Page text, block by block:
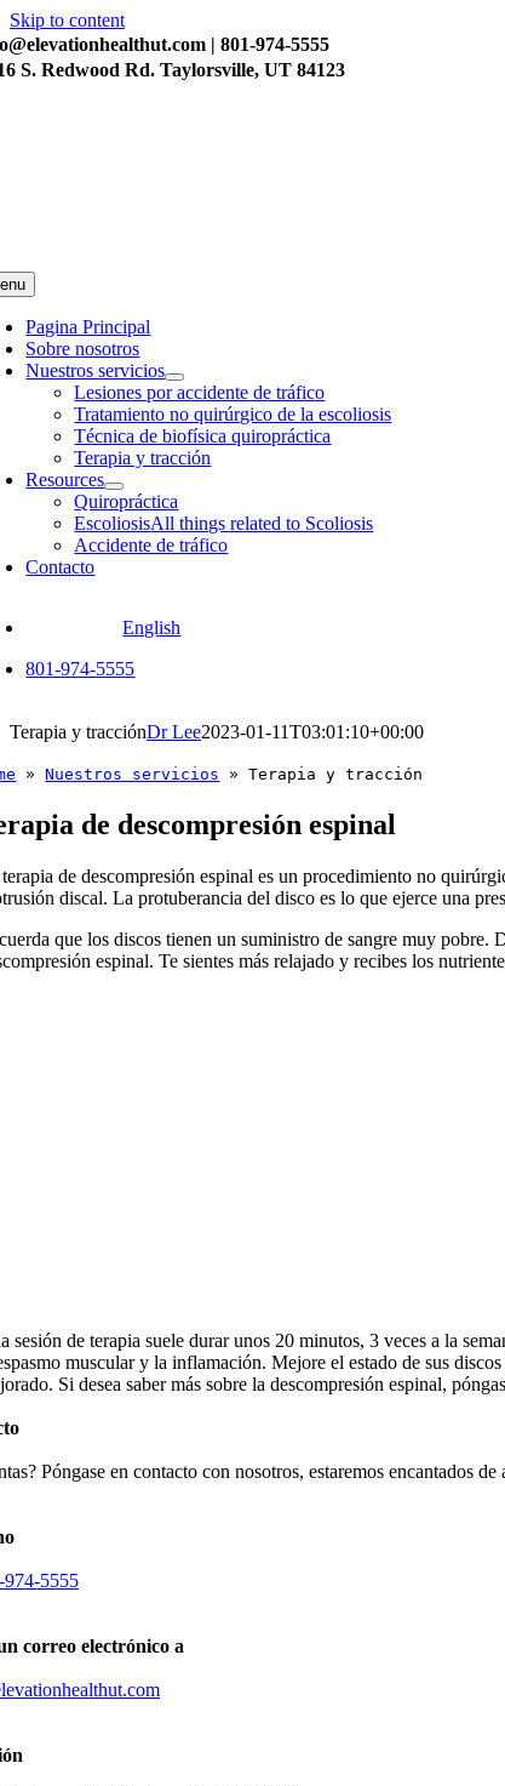
Skip to content
| 801-974-5555
S. Redwood Rd. Taylorsville, UT 84123
Pagina Principal
Sobre nosotros
Nuestros servicios
Lesiones por accidente de tráfico
Tratamiento no quirúrgico de la escoliosis
Técnica de biofísica quiropráctica
Terapia y tracción
Resources
Quiropráctica
EscoliosisAll things related to Scoliosis
Accidente de tráfico
Contacto
English
801-974-5555
Terapia y tracciónDr Lee2023-01-11T03:01:10+00:00
»Nuestros servicios »Terapia y tracción
de descompresión espinal
de descompresión espinal es un procedimiento no
discal. La protuberancia del disco es lo que ejerce una
que los discos tienen un suministro de sangre muy
espinal. Te sientes más relajado y recibes los
sesión de terapia suele durar unos 20 minutos, 3 veces a la
muscular y la inflamación. Mejore el estado de sus
Si desea saber más sobre la descompresión espinal,
Póngase en contacto con nosotros, estaremos encantados de
974-5555
correo electrónico a